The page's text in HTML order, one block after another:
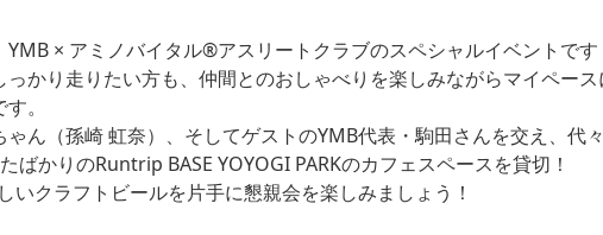
× アミノバイタル®アスリートクラブのスペシャルイベントです
かり走りたい方も、仲間とのおしゃべりを楽しみながらマイペー
。
ん（孫崎 虹奈）、そしてゲストのYMB代表・駒田さんを交え、代
かりのRuntrip BASE YOYOGI PARKのカフェスペースを貸切！
クラフトビールを片手に懇親会を楽しみましょう！